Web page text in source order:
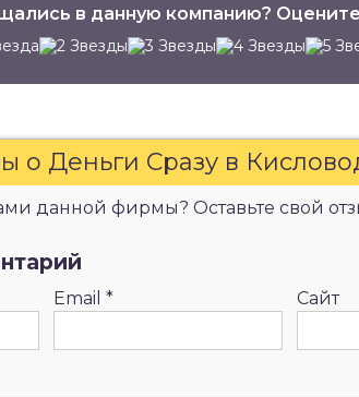
в данную компанию?
о Деньги Сразу в
данной фирмы? Оставьте свой
Email * Сайт